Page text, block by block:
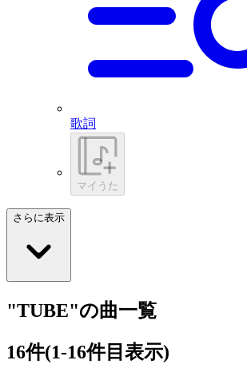
歌詞
マイうた
さらに表示
"TUBE"の曲一覧
16件(1-16件目表示)